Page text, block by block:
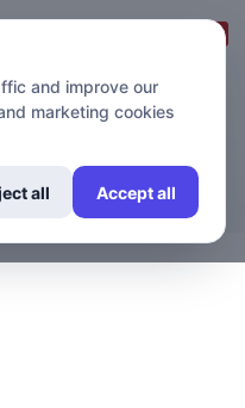
and improve our
marketing cookies
all Accept all